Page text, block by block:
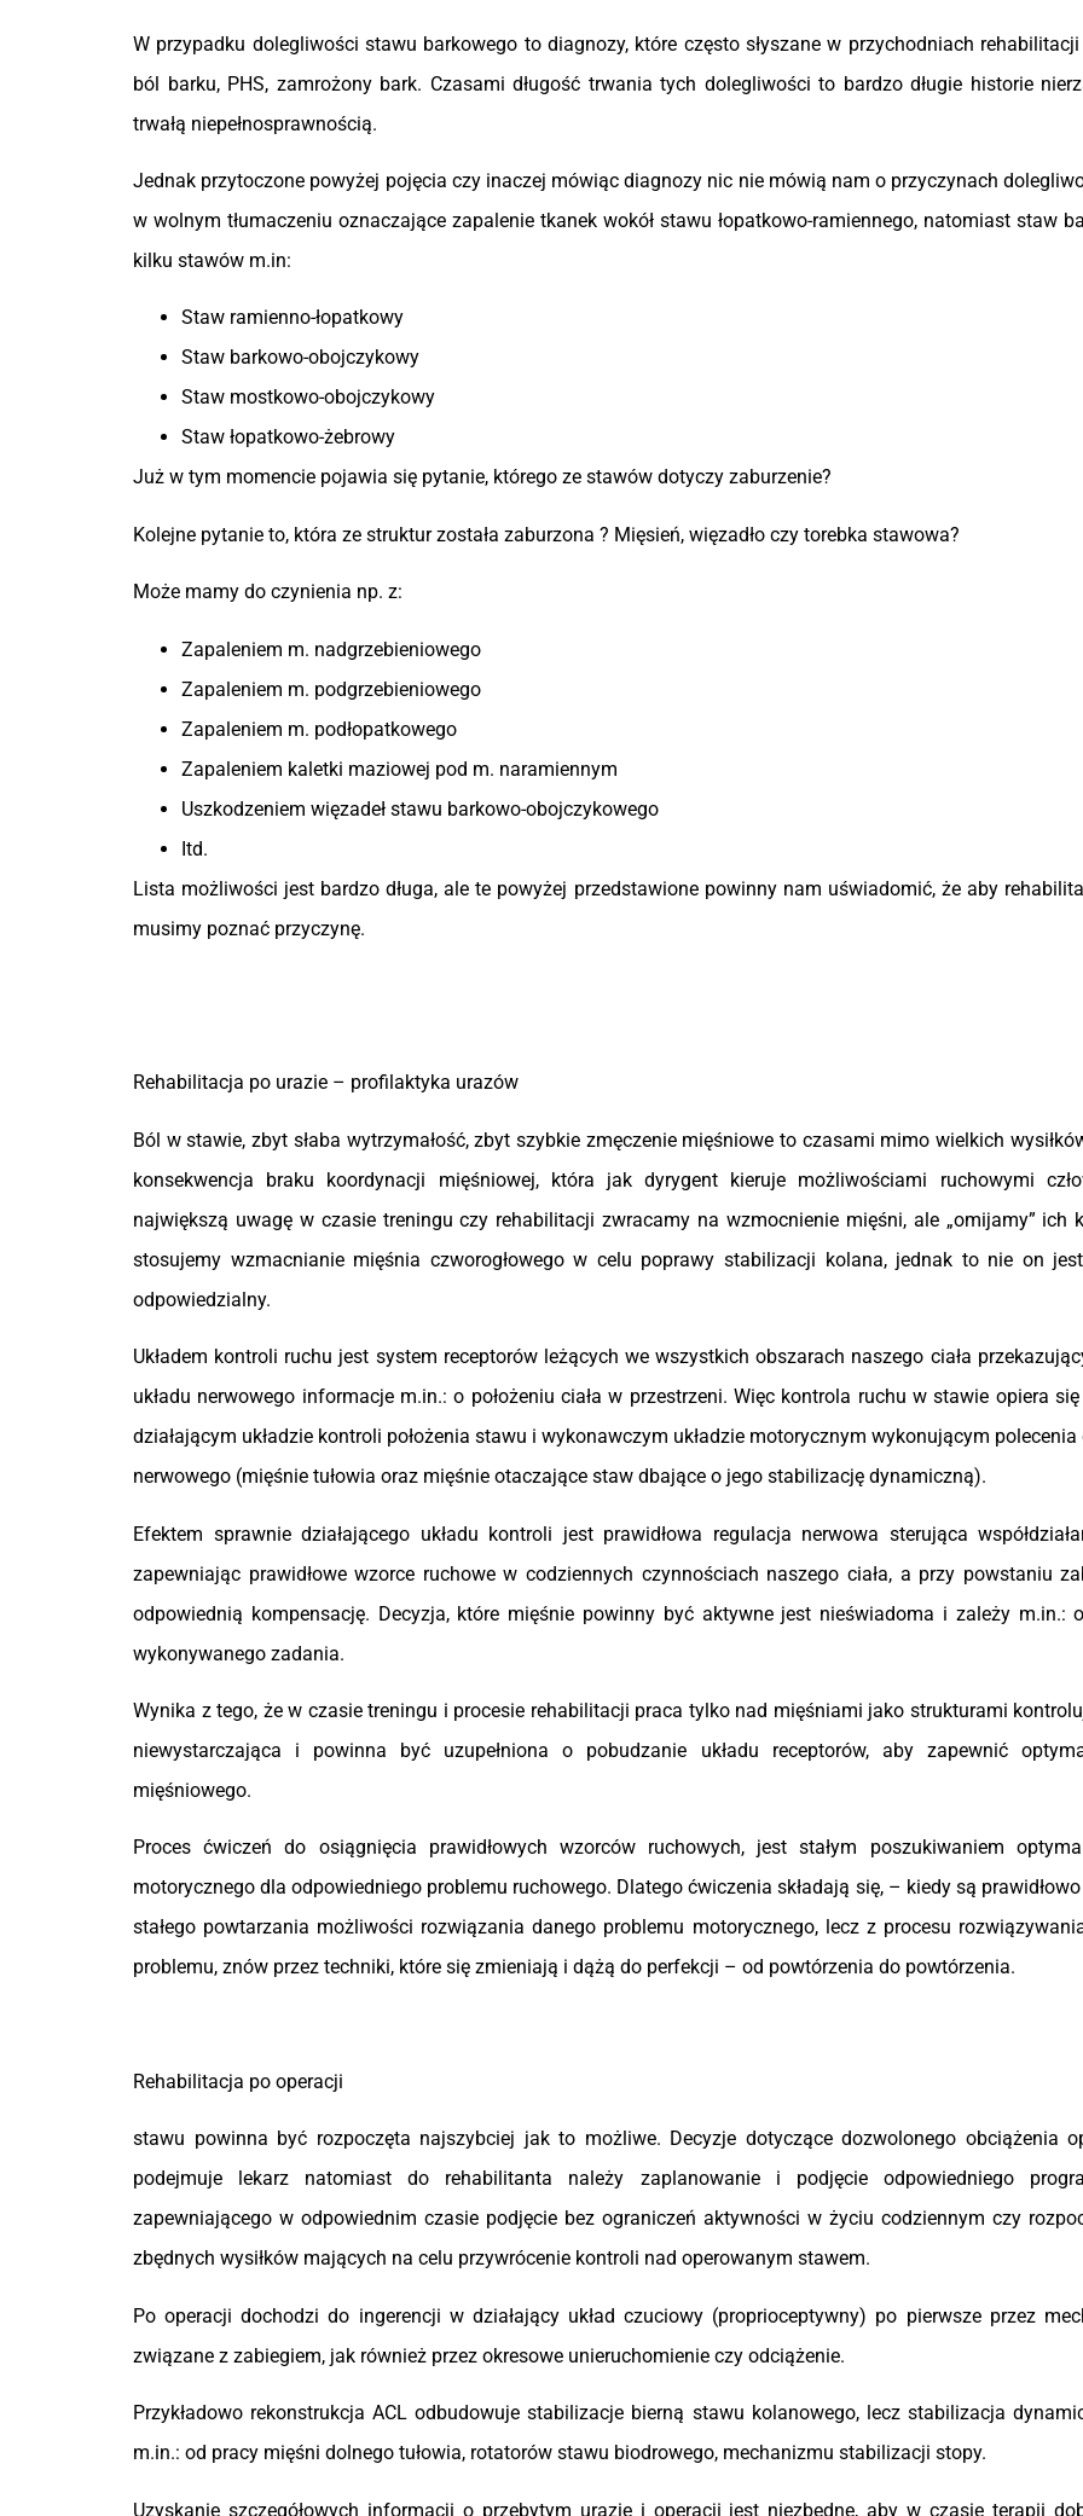
W przypadku dolegliwości stawu barkowego to diagnozy, które często słyszane w przychodniach
ból barku, PHS, zamrożony bark. Czasami długość trwania tych dolegliwości to bardzo długie historie
trwałą niepełnosprawnością.
Jednak przytoczone powyżej pojęcia czy inaczej mówiąc diagnozy nic nie mówią nam o przyczynach
w wolnym tłumaczeniu oznaczające zapalenie tkanek wokół stawu łopatkowo-ramiennego, natomiast staw
kilku stawów m.in:
Staw ramienno-łopatkowy
Staw barkowo-obojczykowy
Staw mostkowo-obojczykowy
Staw łopatkowo-żebrowy
Już w tym momencie pojawia się pytanie, którego ze stawów dotyczy zaburzenie?
Kolejne pytanie to, która ze struktur została zaburzona ? Mięsień, więzadło czy torebka stawowa?
Może mamy do czynienia np. z:
Zapaleniem m. nadgrzebieniowego
Zapaleniem m. podgrzebieniowego
Zapaleniem m. podłopatkowego
Zapaleniem kaletki maziowej pod m. naramiennym
Uszkodzeniem więzadeł stawu barkowo-obojczykowego
Itd.
Lista możliwości jest bardzo długa, ale te powyżej przedstawione powinny nam uświadomić, że aby
musimy poznać przyczynę.
Rehabilitacja po urazie – profilaktyka urazów
Ból w stawie, zbyt słaba wytrzymałość, zbyt szybkie zmęczenie mięśniowe to czasami mimo wielkich
konsekwencja braku koordynacji mięśniowej, która jak dyrygent kieruje możliwościami ruchowymi
największą uwagę w czasie treningu czy rehabilitacji zwracamy na wzmocnienie mięśni, ale „omijamy” ich
stosujemy wzmacnianie mięśnia czworogłowego w celu poprawy stabilizacji kolana, jednak to nie on
odpowiedzialny.
Układem kontroli ruchu jest system receptorów leżących we wszystkich obszarach naszego ciała
układu nerwowego informacje m.in.: o położeniu ciała w przestrzeni. Więc kontrola ruchu w stawie opiera
działającym układzie kontroli położenia stawu i wykonawczym układzie motorycznym wykonującym polecenia
nerwowego (mięśnie tułowia oraz mięśnie otaczające staw dbające o jego stabilizację dynamiczną).
Efektem sprawnie działającego układu kontroli jest prawidłowa regulacja nerwowa sterująca
zapewniając prawidłowe wzorce ruchowe w codziennych czynnościach naszego ciała, a przy powstaniu
odpowiednią kompensację. Decyzja, które mięśnie powinny być aktywne jest nieświadoma i zależy m.in.:
wykonywanego zadania.
Wynika z tego, że w czasie treningu i procesie rehabilitacji praca tylko nad mięśniami jako strukturami
niewystarczająca i powinna być uzupełniona o pobudzanie układu receptorów, aby zapewnić
mięśniowego.
Proces ćwiczeń do osiągnięcia prawidłowych wzorców ruchowych, jest stałym poszukiwaniem
motorycznego dla odpowiedniego problemu ruchowego. Dlatego ćwiczenia składają się, – kiedy są
stałego powtarzania możliwości rozwiązania danego problemu motorycznego, lecz z procesu
problemu, znów przez techniki, które się zmieniają i dążą do perfekcji – od powtórzenia do powtórzenia.
Rehabilitacja po operacji
stawu powinna być rozpoczęta najszybciej jak to możliwe. Decyzje dotyczące dozwolonego obciążenia
podejmuje lekarz natomiast do rehabilitanta należy zaplanowanie i podjęcie odpowiedniego
zapewniającego w odpowiednim czasie podjęcie bez ograniczeń aktywności w życiu codziennym czy
zbędnych wysiłków mających na celu przywrócenie kontroli nad operowanym stawem.
Po operacji dochodzi do ingerencji w działający układ czuciowy (proprioceptywny) po pierwsze przez
związane z zabiegiem, jak również przez okresowe unieruchomienie czy odciążenie.
Przykładowo rekonstrukcja ACL odbudowuje stabilizacje bierną stawu kolanowego, lecz stabilizacja
m.in.: od pracy mięśni dolnego tułowia, rotatorów stawu biodrowego, mechanizmu stabilizacji stopy.
Uzyskanie szczegółowych informacji o przebytym urazie i operacji jest niezbędne, aby w czasie terapii